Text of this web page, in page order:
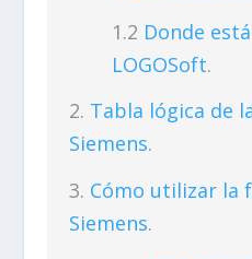
Donde
LOGOSoft.
Tabla lógica de
Siemens.
Cómo utilizar la
Siemens.